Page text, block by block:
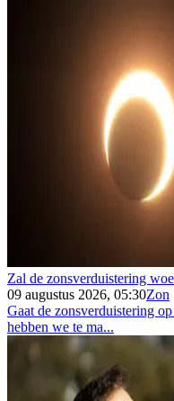
Zal de zonsverduistering
09 augustus 2026, 05:30Zon
Gaat de zonsverduistering
hebben we te ma...